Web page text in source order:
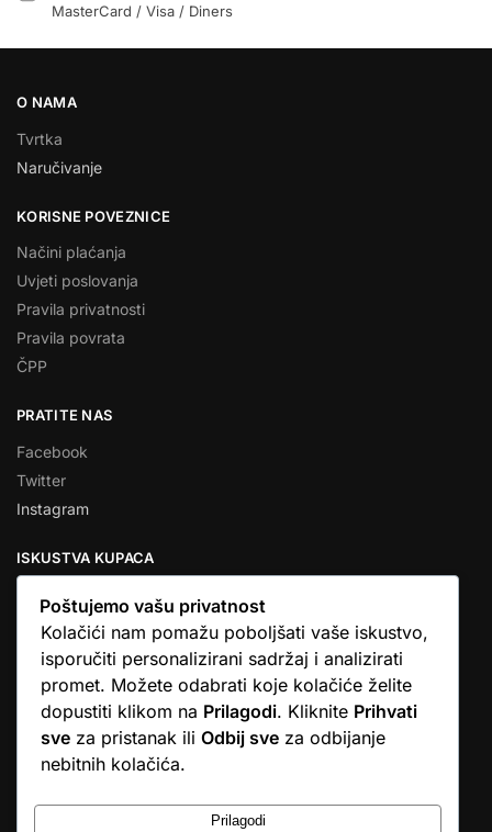
MasterCard / Visa / Diners
O NAMA
Tvrtka
Naručivanje
KORISNE POVEZNICE
Načini plaćanja
Uvjeti poslovanja
Pravila privatnosti
Pravila povrata
ČPP
PRATITE NAS
Facebook
Twitter
Instagram
ISKUSTVA KUPACA
★★★★★
… Ono što me se dojmilo je ljudski pristup i njihova briga da
dobijem što sam naručio. U većini web shopova nitko vas ne
zove, samo otkažu narudžbu. …
Stjepan D.M.
© Argus elektronika d.o.o.
Poštujemo vašu privatnost
Kolačići nam pomažu poboljšati vaše iskustvo,
isporučiti personalizirani sadržaj i analizirati
promet. Možete odabrati koje kolačiće želite
dopustiti klikom na Prilagodi. Kliknite Prihvati
sve za pristanak ili Odbij sve za odbijanje
nebitnih kolačića.
Prilagodi